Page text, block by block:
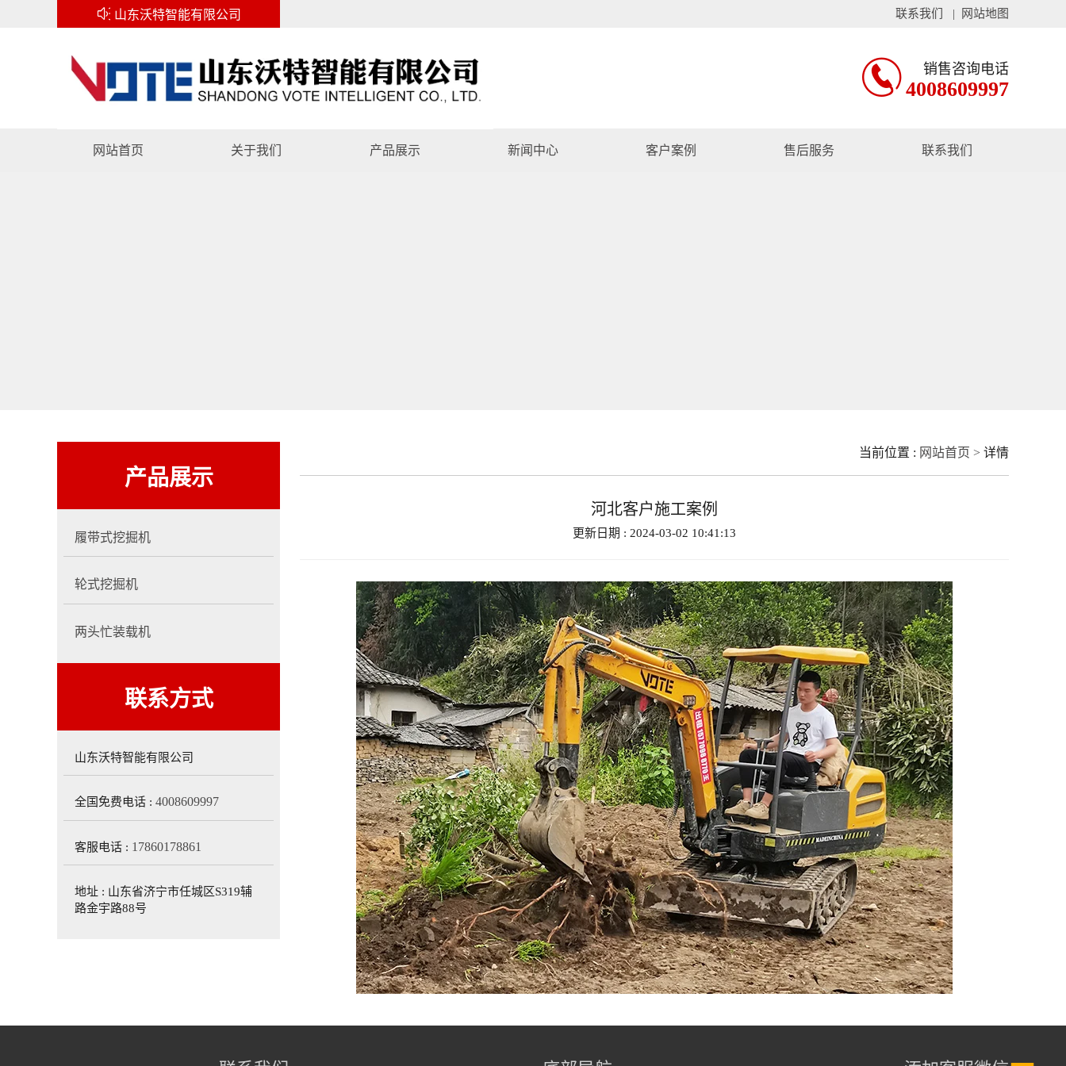
 山东沃特智能有限公司 联系我们 | 网站地图
 销售咨询电话
4008609997
网站首页 关于我们 产品展示 新闻中心 客户案例 售后服务 联系我们
产品展示
履带式挖掘机
轮式挖掘机
两头忙装载机
联系方式
山东沃特智能有限公司
全国免费电话 : 4008609997
客服电话 : 17860178861
地址 : 山东省济宁市任城区S319辅
路金宇路88号
当前位置 : 网站首页 > 详情
河北客户施工案例
更新日期 : 2024-03-02 10:41:13